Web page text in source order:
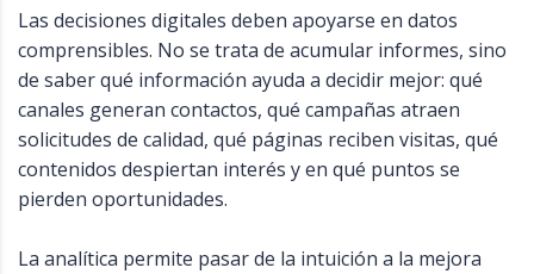
Las decisiones digitales deben apoyarse en datos
comprensibles. No se trata de acumular informes, sino
de saber qué información ayuda a decidir mejor: qué
canales generan contactos, qué campañas atraen
solicitudes de calidad, qué páginas reciben visitas, qué
contenidos despiertan interés y en qué puntos se
pierden oportunidades.
La analítica permite pasar de la intuición a la mejora